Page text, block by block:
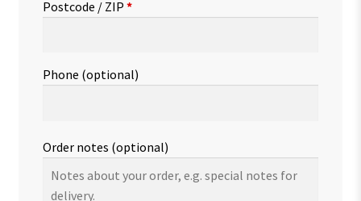
Postcode / ZIP *
Phone (optional)
Order notes (optional)